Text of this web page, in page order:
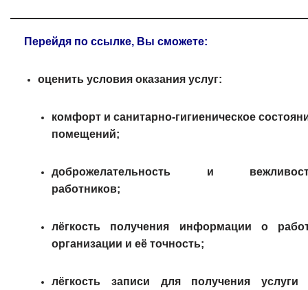
Перейдя по ссылке, Вы сможете:
оценить условия оказания услуг:
комфорт и санитарно‑гигиеническое
помещений;
доброжелательность и
работников;
лёгкость получения информации о
организации и её точность;
лёгкость записи для получения услуги